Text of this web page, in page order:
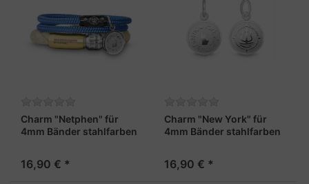
Charm "Netphen" für
4mm Bänder stahlfarben
16,90 € *
Charm "New York" für
4mm Bänder stahlfarben
16,90 € *